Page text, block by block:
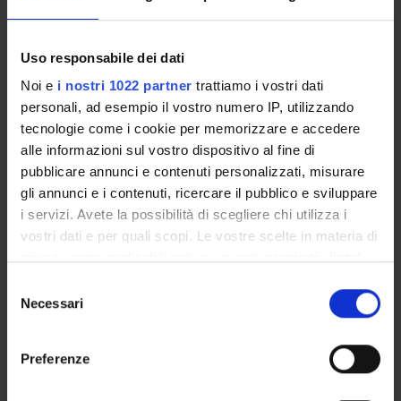
Uso responsabile dei dati
Noi e i nostri 1022 partner trattiamo i vostri dati
personali, ad esempio il vostro numero IP, utilizzando
tecnologie come i cookie per memorizzare e accedere
alle informazioni sul vostro dispositivo al fine di
pubblicare annunci e contenuti personalizzati, misurare
gli annunci e i contenuti, ricercare il pubblico e sviluppare
i servizi. Avete la possibilità di scegliere chi utilizza i
vostri dati e per quali scopi. Le vostre scelte in materia di
modificare o revocare il proprio consenso in qualsiasi
momento dalla Dichiarazione sui cookie o facendo clic
delNecessari
Preferenze
Overview
Enrolment Procedures and Admission Requirements
Degree Programme
Courses
Notices